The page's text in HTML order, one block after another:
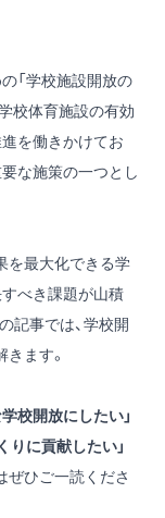
「学校施設開放の
校体育施設の有効
を働きかけてお
な施策の一つとし
を最大化できる学
べき課題が山積
記事では、学校開
ます。
校開放にしたい」
りに貢献したい」
ぜひご一読くださ